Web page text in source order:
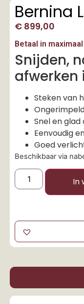
Bernina
€ 899,00
Betaal in
Snijden,
afwerken
Steken van
Snel en
Eenvoudig
Goed
Beschikbaar via
In